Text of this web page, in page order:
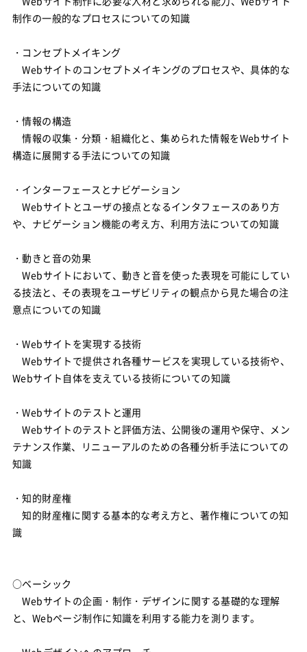
制作の一般的なプロセスについての知識
・コンセプトメイキング
Webサイトのコンセプトメイキングのプロセスや、具体的な
手法についての知識
・情報の構造
情報の収集・分類・組織化と、集められた情報をWebサイト
構造に展開する手法についての知識
・インターフェースとナビゲーション
Webサイトとユーザの接点となるインタフェースのあり方
や、ナビゲーション機能の考え方、利用方法についての知識
・動きと音の効果
Webサイトにおいて、動きと音を使った表現を可能にしてい
る技法と、その表現をユーザビリティの観点から見た場合の注
意点についての知識
・Webサイトを実現する技術
Webサイトで提供され各種サービスを実現している技術や、
Webサイト自体を支えている技術についての知識
・Webサイトのテストと運用
Webサイトのテストと評価方法、公開後の運用や保守、メン
テナンス作業、リニューアルのための各種分析手法についての
知識
・知的財産権
知的財産権に関する基本的な考え方と、著作権についての知
識
○ベーシック
Webサイトの企画・制作・デザインに関する基礎的な理解
と、Webページ制作に知識を利用する能力を測ります。